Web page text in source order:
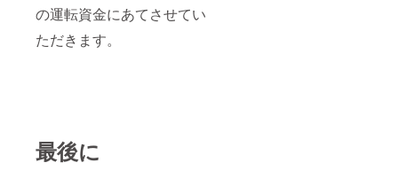
の運転資金にあてさせてい
ただきます。
最後に